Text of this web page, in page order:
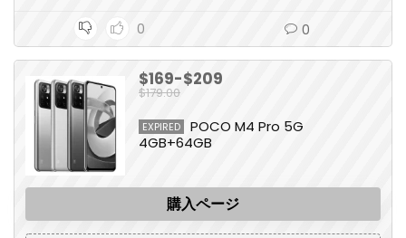
0 0
$169-$209
$179.00
EXPIRED
POCO M4 Pro 5G
4GB+64GB
購入ページ